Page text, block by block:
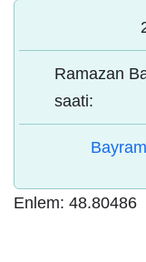
Ramazan
saati:
Bayram
Enlem: 48.80486